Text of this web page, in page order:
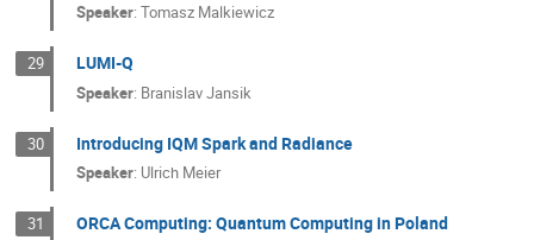
Speaker:Tomasz Malkiewicz
29 LUMI-Q
Speaker: Branislav Jansik
30 Introducing IQM Spark and Radiance
Speaker: Ulrich Meier
31 ORCA Computing: Quantum Computing in Poland